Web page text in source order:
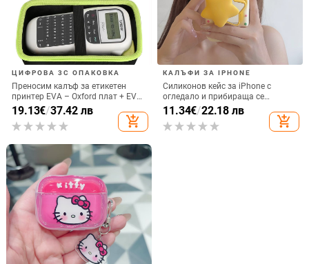
ЦИФРОВА 3C ОПАКОВКА
Преносим калъф за етикетен
принтер EVA – Oxford плат + EVA,
горещо пресовано EVA и шиене,
товароподемност 10 кг
19.13€/37.42 лв
add_shopping_cart
КАЛЪФИ ЗА IPHONE
Силиконов кейс за iPhone с
огледало и прибираща се
подвижна стойка в дизайн на
петолъчка, съвместим с iPhone
13–17 Pro/Max
11.34€/22.18 лв
add_shopping_cart